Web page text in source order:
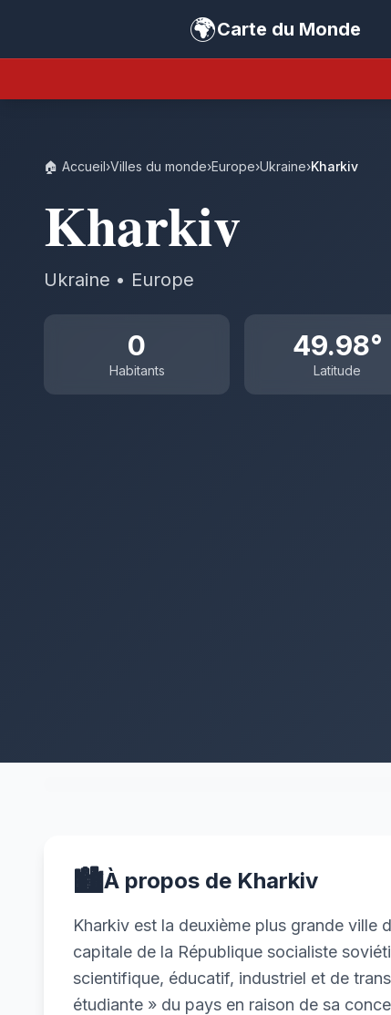
🌍Carte du Monde
🏠 Accueil›Villes du monde›Europe›Ukraine›Kharkiv
Kharkiv
Ukraine • Europe
0
Habitants
49.98°
Latitude
🏙️À propos de Kharkiv
Kharkiv est la deuxième plus grande
capitale de la République socialiste
scientifique, éducatif, industriel et de
étudiante » du pays en raison de sa